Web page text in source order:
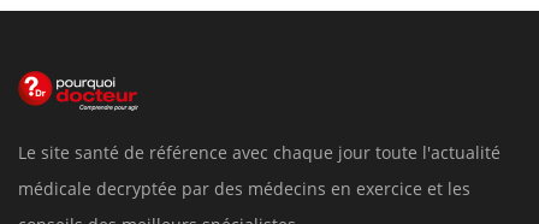
Le site santé de référence avec chaque jour toute l'actualité
médicale decryptée par des médecins en exercice et les